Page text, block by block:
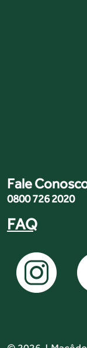
Fale
0800 726 2020
FAQ